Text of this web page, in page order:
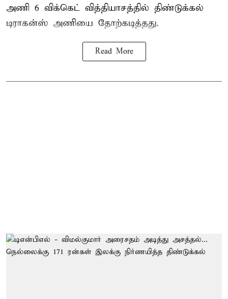
அணி 6 விக்கெட் வித்தியாசத்தில் திண்டுக்கல்
டிராகன்ஸ் அணியை தோற்கடித்தது.
Read More